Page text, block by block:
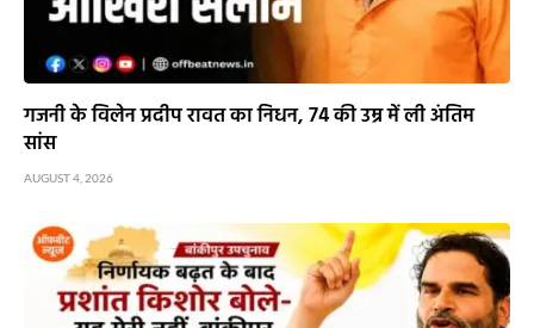
गजनी के विलेन प्रदीप रावत का निधन, 74 की उम्र में ली अंतिम
सांस
AUGUST 4, 2026